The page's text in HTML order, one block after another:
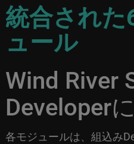
統合され
ュール
Wind River
Developer
各モジュールは、組込み